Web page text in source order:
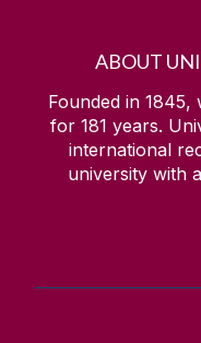
ABOUT
Founded in 1845,
for 181 years.
international
university with